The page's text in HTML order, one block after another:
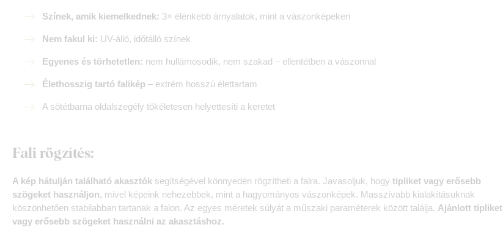
Színek, amik kiemelkednek: 3× élénkebb árnyalatok, mint a vászonképeken
Nem fakul ki: UV-álló, időtálló színek
Egyenes és törhetetlen: nem hullámosodik, nem szakad – ellentétben a vászonnal
Élethosszig tartó falikép – extrém hosszú élettartam
A sötétbarna oldalszegély tökéletesen helyettesíti a keretet
Fali rögzítés:
A kép hátulján található akasztók segítségével könnyedén rögzítheti a falra. Javasoljuk, hogy tipliket vagy erősebb
szögeket használjon, mivel képeink nehezebbek, mint a hagyományos vászonképek. Masszívabb kialakításuknak
köszönhetően stabilabban tartanak a falon. Az egyes méretek súlyát a műszaki paraméterek között találja. Ajánlott tipliket
vagy erősebb szögeket használni az akasztáshoz.